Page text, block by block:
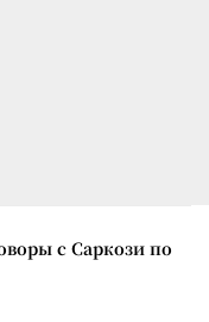
с Саркози по